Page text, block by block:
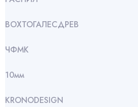
ВОХТОГАЛЕСДРЕВ
ЧФМК
10мм
KRONODESIGN